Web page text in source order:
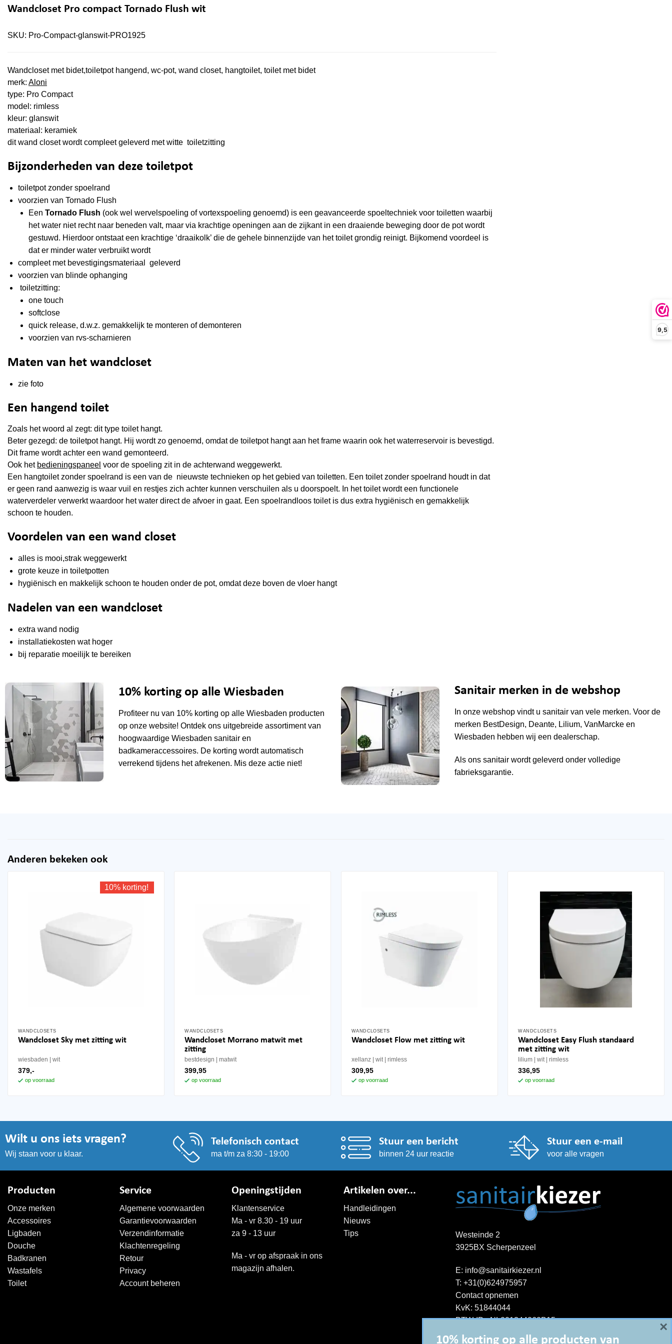
9,5
Wandcloset Pro compact Tornado Flush wit
SKU: Pro-Compact-glanswit-PRO1925
Wandcloset met bidet,toiletpot hangend, wc-pot, wand closet, hangtoilet, toilet met bidet
merk: Aloni
type: Pro Compact
model: rimless
kleur: glanswit
materiaal: keramiek
dit wand closet wordt compleet geleverd met witte toiletzitting
Bijzonderheden van deze toiletpot
toiletpot zonder spoelrand
voorzien van Tornado Flush
Een Tornado Flush (ook wel wervelspoeling of vortexspoeling genoemd) is een geavanceerde spoeltechniek voor toiletten waarbij
het water niet recht naar beneden valt, maar via krachtige openingen aan de zijkant in een draaiende beweging door de pot wordt
gestuwd. Hierdoor ontstaat een krachtige ‘draaikolk’ die de gehele binnenzijde van het toilet grondig reinigt. Bijkomend voordeel is
dat er minder water verbruikt wordt
compleet met bevestigingsmateriaal geleverd
voorzien van blinde ophanging
toiletzitting:
one touch
softclose
quick release, d.w.z. gemakkelijk te monteren of demonteren
voorzien van rvs-scharnieren
Maten van het wandcloset
zie foto
Een hangend toilet
Zoals het woord al zegt: dit type toilet hangt.
Beter gezegd: de toiletpot hangt. Hij wordt zo genoemd, omdat de toiletpot hangt aan het frame waarin ook het waterreservoir is bevestigd.
Dit frame wordt achter een wand gemonteerd.
Ook het bedieningspaneel voor de spoeling zit in de achterwand weggewerkt.
Een hangtoilet zonder spoelrand is een van de nieuwste technieken op het gebied van toiletten. Een toilet zonder spoelrand houdt in dat
er geen rand aanwezig is waar vuil en restjes zich achter kunnen verschuilen als u doorspoelt. In het toilet wordt een functionele
waterverdeler verwerkt waardoor het water direct de afvoer in gaat. Een spoelrandloos toilet is dus extra hygiënisch en gemakkelijk
schoon te houden.
Voordelen van een wand closet
alles is mooi,strak weggewerkt
grote keuze in toiletpotten
hygiënisch en makkelijk schoon te houden onder de pot, omdat deze boven de vloer hangt
Nadelen van een wandcloset
extra wand nodig
installatiekosten wat hoger
bij reparatie moeilijk te bereiken
10% korting op alle Wiesbaden
Profiteer nu van 10% korting op alleWiesbaden producten
op onze website! Ontdek ons uitgebreide assortiment van
hoogwaardige Wiesbaden sanitair en
badkameraccessoires. De korting wordt automatisch
verrekend tijdens het afrekenen. Mis deze actie niet!
Sanitair merken in de webshop
In onze webshop vindt u sanitair van vele merken. Voor de
merken BestDesign, Deante, Lilium,VanMarcke en
Wiesbaden hebben wij een dealerschap.
Als ons sanitair wordt geleverd onder volledige
fabrieksgarantie.
Anderen bekeken ook
10% korting!
WANDCLOSETS
Wandcloset Sky met zitting wit
wiesbaden wit
379,-
op voorraad
WANDCLOSETS
Wandcloset Morrano matwit met
zitting
bestdesign matwit
399,95
op voorraad
WANDCLOSETS
Wandcloset Flow met zitting wit
xellanz wit rimless
309,95
op voorraad
WANDCLOSETS
Wandcloset Easy Flush standaard
met zitting wit
lilium wit rimless
336,95
op voorraad
Wilt u ons iets vragen?
Wij staan voor u klaar.
Telefonisch contact
ma t/m za 8:30 - 19:00
Stuur een bericht
binnen 24 uur reactie
Stuur een e-mail
voor alle vragen
Producten
Onze merken
Accessoires
Ligbaden
Douche
Badkranen
Wastafels
Toilet
Service
Algemene voorwaarden
Garantievoorwaarden
Verzendinformatie
Klachtenregeling
Retour
Privacy
Account beheren
Openingstijden
Klantenservice
Ma - vr 8.30 - 19 uur
za 9 - 13 uur
Ma - vr op afspraak in ons
magazijn afhalen.
Artikelen over...
Handleidingen
Nieuws
Tips
Westeinde 2
3925BX Scherpenzeel
E: info@sanitairkiezer.nl
T: +31(0)624975957
Contact opnemen
KvK: 51844044
BTW-ID : NL001344060B15
10% korting op alle producten van
×